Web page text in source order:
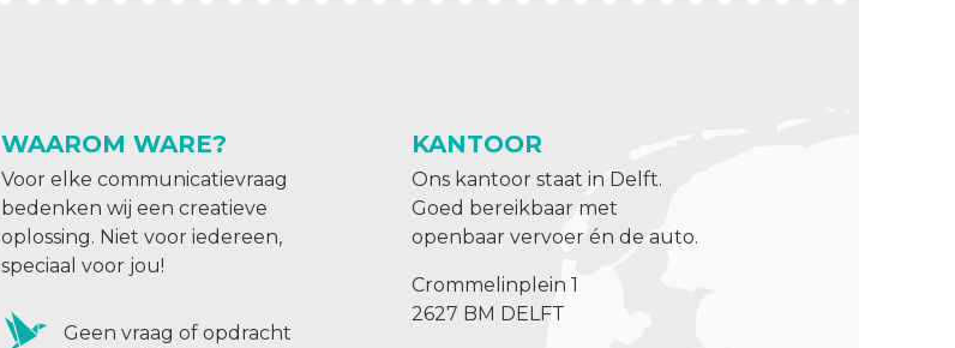
WAAROM WARE?
Voor elke communicatievraag
bedenken wij een creatieve
oplossing. Niet voor iedereen,
speciaal voor jou!
Geen vraag of opdracht
KANTOOR
Ons kantoor staat in Delft.
Goed bereikbaar met
openbaar vervoer én de auto.
Crommelinplein 1
2627 BM DELFT